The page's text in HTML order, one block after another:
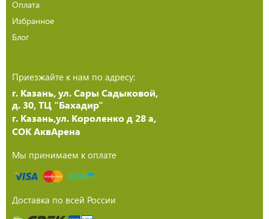
Оплата
Избранное
Блог
Приезжайте к нам по адресу:
г. Казань, ул. Сары Садыковой,
д. 30, ТЦ "Бахадир"
г. Казань,ул. Короленко д 28 а,
СОК АквАрена
Мы принимаем к оплате
Доставка по всей России